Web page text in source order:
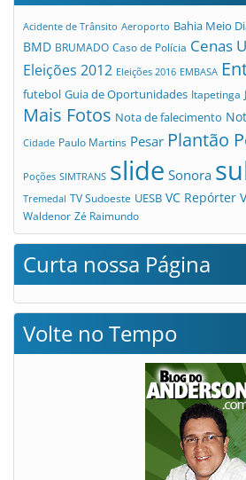
Acidente de Trânsito Aeroporto Bahia Meio
BMD BRUMADO Caso de Polícia Cenas
Eleições 2012 Eleições 2016 EMBASA
futebol Guia de Oportunidades Itapetinga
Mais Fotos Nota de falecimento
Cidade Paulo Martins Pesar Plantão
Poções SIMTRANS slide Sonora
Tremedal TV Sudoeste UESB VC Repórter
Waldenor Zé Raimundo
Curta nossa Página
Volte no Tempo